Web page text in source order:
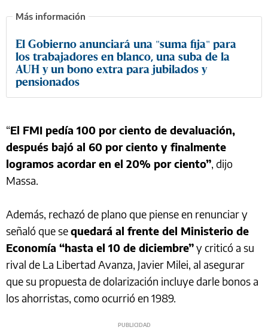
El Gobierno anunciará una "suma fija" para
los trabajadores en blanco, una suba de la
AUH y un bono extra para jubilados y
pensionados
“El FMI pedía 100 por ciento de devaluación,
después bajó al 60 por ciento y finalmente
logramos acordar en el 20% por ciento”, dijo
Massa.
Además, rechazó de plano que piense en renunciar y
señaló que sequedará al frente del Ministerio de
Economía “hasta el 10 de diciembre”y criticó a su
rival de La Libertad Avanza, Javier Milei, al asegurar
que su propuesta de dolarización incluye darle bonos a
los ahorristas, como ocurrió en 1989.